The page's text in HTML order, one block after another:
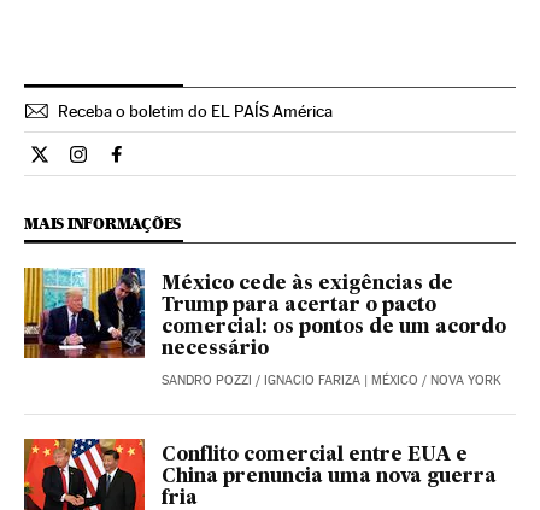
Receba o boletim do EL PAÍS América
Internacional El País Brasil en Twitter
Internacional El País Brasil en Instagram
Internacional El País Brasil en Facebook
MAIS INFORMAÇÕES
México cede às exigências de
Trump para acertar o pacto
comercial: os pontos de um acordo
necessário
SANDRO POZZI / IGNACIO FARIZA | MÉXICO / NOVA YORK
Conflito comercial entre EUA e
China prenuncia uma nova guerra
fria